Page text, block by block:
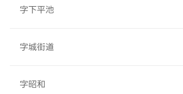
字下平池
字城街道
字昭和